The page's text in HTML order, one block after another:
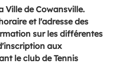
Ville de Cowansville.
et l'adresse des
sur les différentes
aux
le club de Tennis